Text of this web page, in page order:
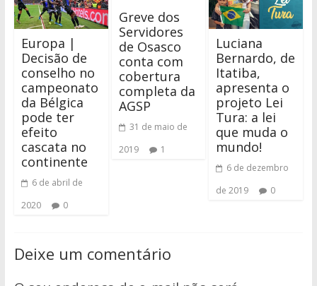
Europa |
Decisão de
conselho no
campeonato
da Bélgica
pode ter
efeito
cascata no
continente
6 de abril de
2020
0
Greve dos
Servidores
de Osasco
conta com
cobertura
completa da
AGSP
31 de maio de
2019
1
Luciana
Bernardo, de
Itatiba,
apresenta o
projeto Lei
Tura: a lei
que muda o
mundo!
6 de dezembro
de 2019
0
Deixe um comentário